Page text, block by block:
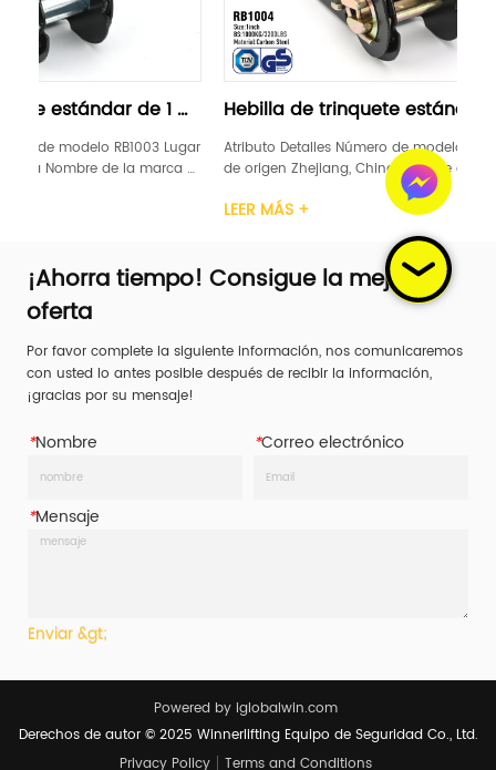
1
Lugar
marca
Hebilla de trinquete estándar de 1
"negra
Atributo Detalles Número de modelo RB1004 Lugar
de origen Zhejiang, China Nombre de la marca
LEVANTAMIENTO DE GANADORES Certificación GS,
TUV Ancho 1 pulgada Material Acero carbono
Mango de trinquete Plástico / Acero / Caucho /
de
¡Ahorra tiempo! Consigue la mejor
oferta
Por favor complete la siguiente información, nos comunicaremos
con usted lo antes posible después de recibir la información,
¡gracias por su mensaje!
*Nombre *Correo electrónico
*Mensaje
Enviar &gt;
Powered by iglobalwin.com
Derechos de autor © 2025 Winnerlifting Equipo de Seguridad Co., Ltd.
Privacy Policy
Terms and Conditions